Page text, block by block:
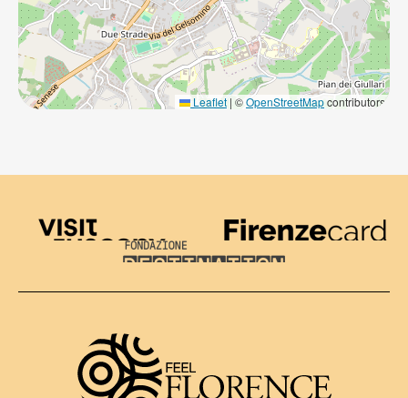
Leaflet | ©OpenStreetMapcontributors
Visit Tuscany
Firenze Card
Destination Florence